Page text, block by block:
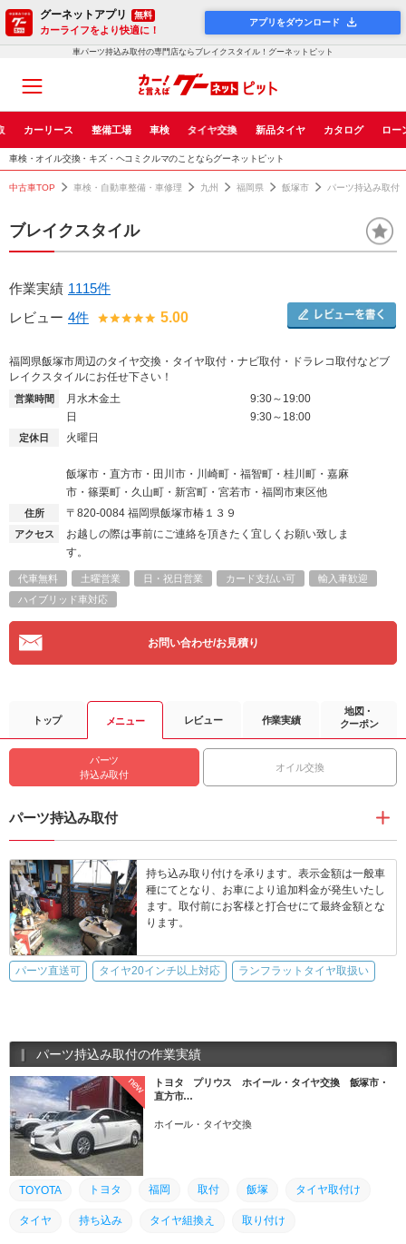
グーネットアプリ 無料
カーライフをより快適に！
アプリをダウンロード
車パーツ持込み取付の専門店ならブレイクスタイル！グーネットピット
カーリース 整備工場 車検 タイヤ交換 新品タイヤ カタログ ロー
車検・オイル交換・キズ・ヘコミクルマのことならグーネットピット
中古車TOP 車検・自動車整備・車修理 九州 福岡県 飯塚市 パーツ持込み取付
ブレイクスタイル
作業実績 1115件
レビュー 4件 5.00
福岡県飯塚市周辺のタイヤ交換・タイヤ取付・ナビ取付・ドラレコ取付などブ
レイクスタイルにお任せ下さい！
営業時間 月水木金土
9:30～19:00
日
9:30～18:00
定休日 火曜日
飯塚市・直方市・田川市・川崎町・福智町・桂川町・嘉麻
市・篠栗町・久山町・新宮町・宮若市・福岡市東区他
住所 〒820-0084 福岡県飯塚市椿１３９
アクセス
お越しの際は事前にご連絡を頂きたく宜しくお願い致しま
す。
代車無料 土曜営業 日・祝日営業 カード支払い可
輸入車歓迎
ハイブリッド車対応
お問い合わせ/お見積り
トップ メニュー レビュー 作業実績
地図・
クーポン
パーツ
持込み取付
オイル交換
パーツ持込み取付
持ち込み取り付けを承ります。表示金額は一般車
種にてとなり、お車により追加料金が発生いたし
ます。取付前にお客様と打合せにて最終金額とな
ります。
パーツ直送可 タイヤ20インチ以上対応 ランフラットタイヤ取扱い
パーツ持込み取付の作業実績
new
トヨタ プリウス ホイール・タイヤ交換 飯塚市・
直方市…
ホイール・タイヤ交換
TOYOTA トヨタ 福岡 取付 飯塚 タイヤ取付け
タイヤ 持ち込み タイヤ組換え 取り付け